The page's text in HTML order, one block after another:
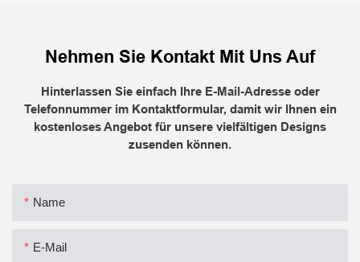
Nehmen Sie Kontakt Mit Uns Auf
Hinterlassen Sie einfach Ihre E-Mail-Adresse oder
Telefonnummer im Kontaktformular, damit wir Ihnen ein
kostenloses Angebot für unsere vielfältigen Designs
zusenden können.
Name
E-Mail